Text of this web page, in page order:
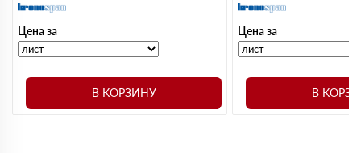
Цена за
В КОРЗИНУ
Цена за
В